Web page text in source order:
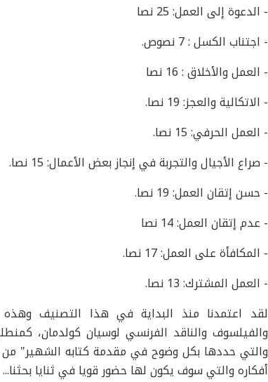
- الدعوة إلى العمل: 25 نصا
- اجتناب الكسل : 7 نصوص.
- العمل والأخلاق : 16 نصا
- الاتكالية والعجز: 19 نصا.
- العمل الحرفي: 15 نصا.
- صراع الأجيال والتجربة في إنجاز بعض الأعمال: 15 نصا.
- حسن إتقان العمل: 19 نصا.
- عدم إتقان العمل: 14 نصا
- المكافأة على العمل: 17 نصا.
- العمل المشترك: 13 نصا.
لقد اعتمدنا منذ البداية في هذا التصنيف وهذه
والفيلسوف والناقد الفرنسي لوسيان كولدمان،
والتي حددها بكل وضوح في مقدمة كتابه الشهير" من
أفكاره والتي سوف يكون لها حضور قويا في ثنايا بحثنا...